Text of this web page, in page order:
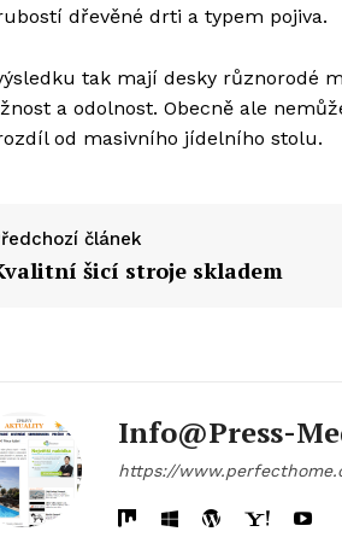
dřevěné drti a typem pojiva.
tak mají desky různorodé
a odolnost. Obecně ale
od masivního jídelního stolu.
článek
šicí stroje skladem
Info@press-
https://